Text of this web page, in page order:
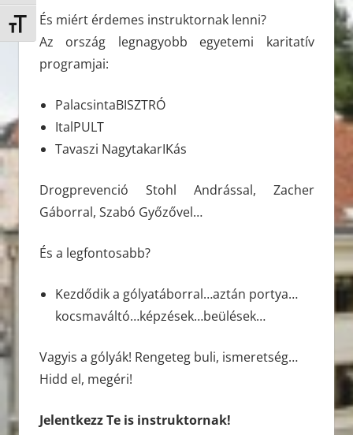
Betűméret váltása
És miért érdemes instruktornak lenni?
Az ország legnagyobb egyetemi karitatív
programjai:
PalacsintaBISZTRÓ
ItalPULT
Tavaszi NagytakarIKás
Drogprevenció Stohl Andrással, Zacher
Gáborral, Szabó Győzővel…
És a legfontosabb?
Kezdődik a gólyatáborral…aztán portya…
kocsmaváltó…képzések…beülések…
Vagyis a gólyák! Rengeteg buli, ismeretség…
Hidd el, megéri!
Jelentkezz Te is instruktornak!